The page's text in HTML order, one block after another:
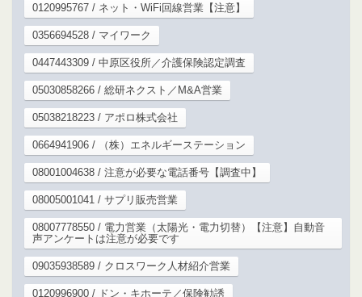
0120995767 / ネット・WiFi回線営業【注意】
0356694528 / マイワーク
0447443309 / 中原区役所／介護保険認定調査
05030858266 / 総研ネクスト／M&A営業
05038218223 / アポロ株式会社
0664941906 / （株）エネルギーステーション
08001004638 / 注意が必要な電話番号【調査中】
08005001041 / サプリ販売営業
08007778550 / 電力営業（太陽光・電力切替）【注意】自動音
声アンケートは注意が必要です
09035938589 / クロスワーク人材紹介営業
0120996900 / ドン・キホーテ／保険勧誘